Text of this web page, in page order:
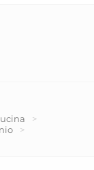
>
>